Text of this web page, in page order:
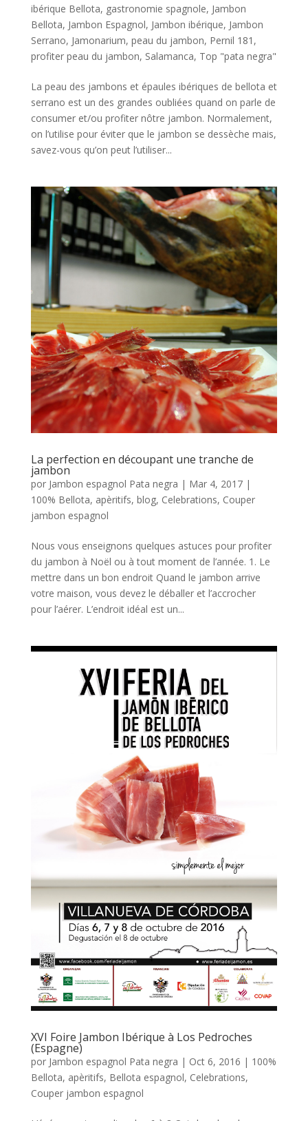
ibérique Bellota, gastronomie spagnole, Jambon
Bellota, Jambon Espagnol, Jambon ibérique, Jambon
Serrano, Jamonarium, peau du jambon, Pernil 181 ,
profiter peau du jambon, Salamanca, Top "pata negra"
La peau des jambons et épaules ibériques de bellota et
serrano est un des grandes oubliées quand on parle de
consumer et/ou profiter nôtre jambon. Normalement,
on l’utilise pour éviter que le jambon se dessèche mais,
savez-vous qu’on peut l’utiliser...
La perfection en découpant une tranche de
jambon
por Jambon espagnol Pata negra | Mar 4, 2017|
100% Bellota, apèritifs, blog, Celebrations, Couper
jambon espagnol
Nous vous enseignons quelques astuces pour profiter
du jambon à Noël ou à tout moment de l’année. 1. Le
mettre dans un bon endroit Quand le jambon arrive
votre maison, vous devez le déballer et l’accrocher
pour l’aérer. L’endroit idéal est un...
XVI Foire Jambon Ibérique à Los Pedroches
(Espagne)
por Jambon espagnol Pata negra | Oct 6, 2016 | 100%
Bellota, apèritifs, Bellota espagnol, Celebrations,
Couper jambon espagnol